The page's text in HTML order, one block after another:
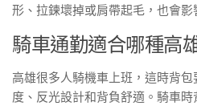
形、拉鍊壞掉或肩帶起毛，也會影
騎車通勤適合哪種高
高雄很多人騎機車上班，這時背
度、反光設計和背負舒適。騎車